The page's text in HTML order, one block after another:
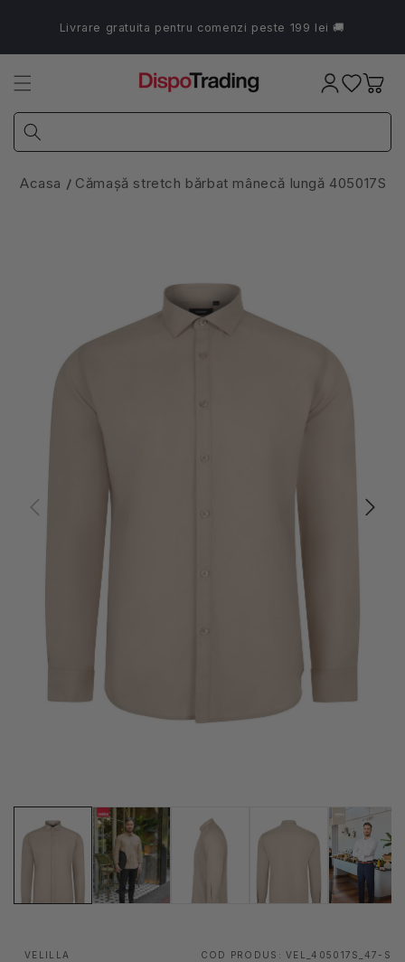
conținutLivrare gratuita pentru comenzi peste 199 lei 🚚
Coș
Acasa Cămașă stretch bărbat mânecă lungă 405017S
VELILLA COD PRODUS:VEL_405017S_47-S